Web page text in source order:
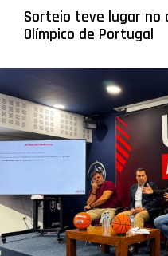
Sorteio teve lugar no
Olímpico de Portugal